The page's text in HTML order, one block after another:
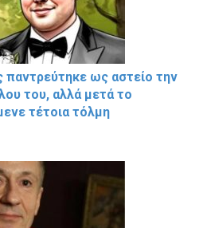
παντρεύτηκε ως αστείο την
του, αλλά μετά το
τέτοια τόλμη